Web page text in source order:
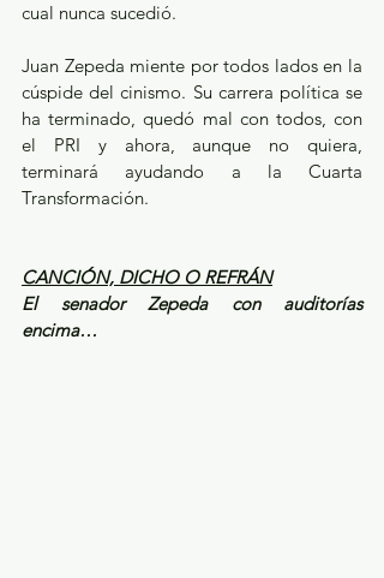
cual nunca sucedió.
Juan Zepeda miente por todos lados en la
cúspide del cinismo. Su carrera política se
ha terminado, quedó mal con todos, con
el PRI y ahora, aunque no quiera,
terminará ayudando a la Cuarta
Transformación.
CANCIÓN, DICHO O REFRÁN
El senador Zepeda con auditorías
encima…